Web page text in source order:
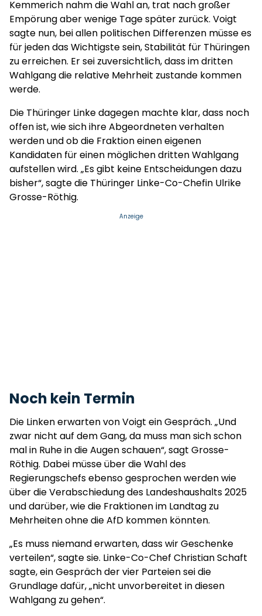
Kemmerich nahm die Wahl an, trat nach großer
Empörung aber wenige Tage später zurück. Voigt
sagte nun, bei allen politischen Differenzen müsse es
für jeden das Wichtigste sein, Stabilität für Thüringen
zu erreichen. Er sei zuversichtlich, dass im dritten
Wahlgang die relative Mehrheit zustande kommen
werde.
Die Thüringer Linke dagegen machte klar, dass noch
offen ist, wie sich ihre Abgeordneten verhalten
werden und ob die Fraktion einen eigenen
Kandidaten für einen möglichen dritten Wahlgang
aufstellen wird. „Es gibt keine Entscheidungen dazu
bisher“, sagte die Thüringer Linke-Co-Chefin Ulrike
Grosse-Röthig.
Anzeige
Noch kein Termin
Die Linken erwarten von Voigt ein Gespräch. „Und
zwar nicht auf dem Gang, da muss man sich schon
mal in Ruhe in die Augen schauen“, sagt Grosse-
Röthig. Dabei müsse über die Wahl des
Regierungschefs ebenso gesprochen werden wie
über die Verabschiedung des Landeshaushalts 2025
und darüber, wie die Fraktionen im Landtag zu
Mehrheiten ohne die AfD kommen könnten.
„Es muss niemand erwarten, dass wir Geschenke
verteilen“, sagte sie. Linke-Co-Chef Christian Schaft
sagte, ein Gespräch der vier Parteien sei die
Grundlage dafür, „nicht unvorbereitet in diesen
Wahlgang zu gehen“.